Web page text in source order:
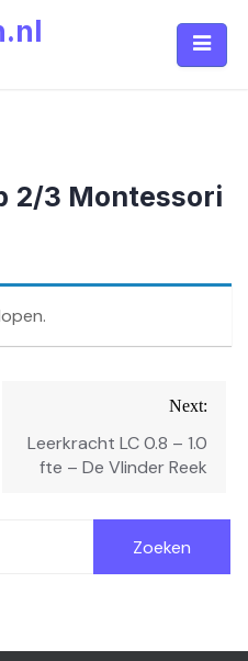
2/3 Montessori
Next:
Leerkracht LC 0.8 – 1.0
fte – De Vlinder Reek